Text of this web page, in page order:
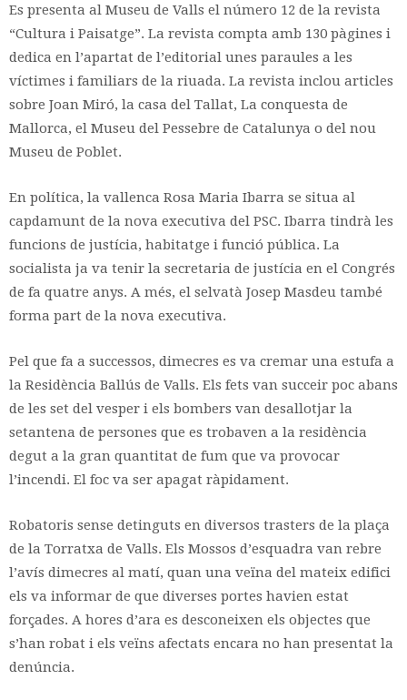
Es presenta al Museu de Valls el número 12 de la revista
“Cultura i Paisatge”. La revista compta amb 130 pàgines i
dedica en l’apartat de l’editorial unes paraules a les
víctimes i familiars de la riuada. La revista inclou articles
sobre Joan Miró, la casa del Tallat, La conquesta de
Mallorca, el Museu del Pessebre de Catalunya o del nou
Museu de Poblet.
En política, la vallenca Rosa Maria Ibarra se situa al
capdamunt de la nova executiva del PSC. Ibarra tindrà les
funcions de justícia, habitatge i funció pública. La
socialista ja va tenir la secretaria de justícia en el Congrés
de fa quatre anys. A més, el selvatà Josep Masdeu també
forma part de la nova executiva.
Pel que fa a successos, dimecres es va cremar una estufa a
la Residència Ballús de Valls. Els fets van succeir poc abans
de les set del vesper i els bombers van desallotjar la
setantena de persones que es trobaven a la residència
degut a la gran quantitat de fum que va provocar
l’incendi. El foc va ser apagat ràpidament.
Robatoris sense detinguts en diversos trasters de la plaça
de la Torratxa de Valls. Els Mossos d’esquadra van rebre
l’avís dimecres al matí, quan una veïna del mateix edifici
els va informar de que diverses portes havien estat
forçades. A hores d’ara es desconeixen els objectes que
s’han robat i els veïns afectats encara no han presentat la
denúncia.